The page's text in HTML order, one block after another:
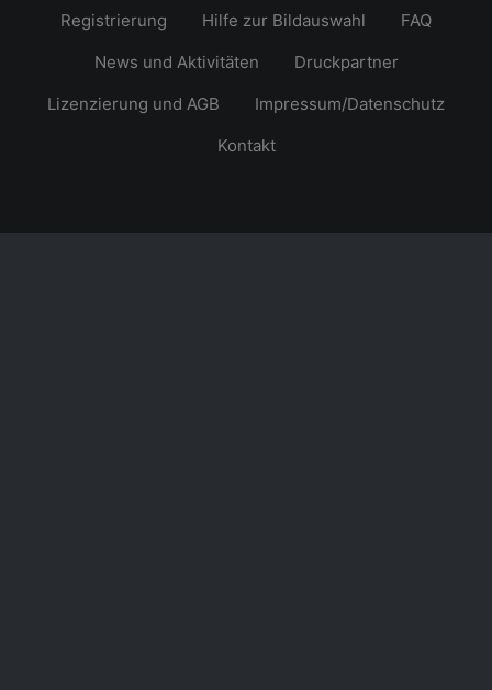
Registrierung Hilfe zur Bildauswahl
FAQ
News und Aktivitäten
Druckpartner
Lizenzierung und AGB
Impressum/Datenschutz
Kontakt